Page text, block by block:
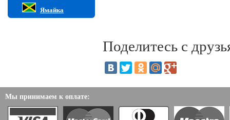
Ямайка
Поделитесь с
Мы принимаем к оплате: